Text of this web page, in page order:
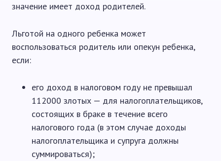
значение имеет доход родителей.
Льготой на одного ребенка может
воспользоваться родитель или опекун ребенка,
если:
его доход в налоговом году не превышал
112000 злотых — для налогоплательщиков,
состоящих в браке в течение всего
налогового года (в этом случае доходы
налогоплательщика и супруга должны
суммироваться);